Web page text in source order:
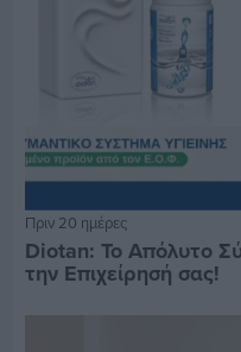
Πριν 20 ημέρες
Diotan: Το Απόλυτο
την Επιχείρησή σας!